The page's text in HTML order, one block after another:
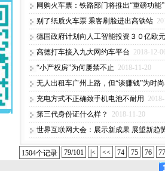
网购火车票：铁路部门将推出“重磅功能”
别了纸质火车票 乘客刷脸进出高铁站
德国政府计划向人工智能投资３０亿欧元
高德打车接入九大网约车平台 2018-12-
“小产权房”为何屡禁不止 2018-11-20
无人出租车广州上路，但“谈赚钱”为时
充电方式不正确致手机电池不耐用
第三代身份证什么样？
2018-11-20
世界互联网大会：展示新成果 展望新趋
1504个记录 79/101 |< << 74 75 76 77